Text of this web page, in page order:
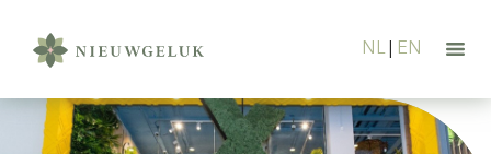
NL EN